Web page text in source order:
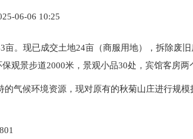
06-06 10:25
亩。现已成交土地24亩（商服用地），拆除废
观景步道2000米，景观小品30处，宾馆客房两
气候环境资源，现对原有的秋菊山庄进行规